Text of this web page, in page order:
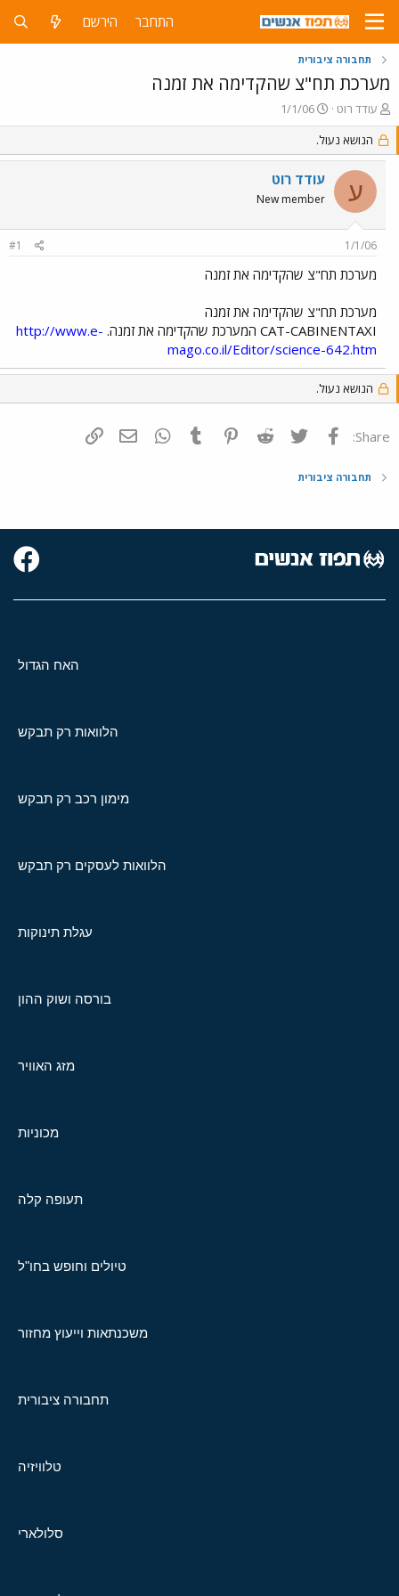
התחבר הירשם
תחבורה ציבורית
מערכת תח"צ שהקדימה את זמנה
פ
ו
ת
ח
נ
עודד רוט
פ
ו
ס
ם
ב
ת
ך
1/1/06
הנושא נעול.
ע עודד רוט
New member
1/1/06
#1
מערכת תח"צ שהקדימה את זמנה
מערכת תח"צ שהקדימה את זמנה
CAT-CABINENTAXI המערכת שהקדימה את זמנה.
http://www.e-
mago.co.il/Editor/science-642.htm
הנושא נעול.
Share: פייסבוק Twitter
Reddit
Pinterest
Tumblr
WhatsAppדואר אלקטרוני
תחבורה ציבורית
האח הגדול
הלוואות רק תבקש
מימון רכב רק תבקש
הלוואות לעסקים רק תבקש
עגלת תינוקות
בורסה ושוק ההון
מזג האוויר
מכוניות
תעופה קלה
טיולים וחופש בחו"ל
משכנתאות וייעוץ מחזור
תחבורה ציבורית
טלוויזיה
סלולארי